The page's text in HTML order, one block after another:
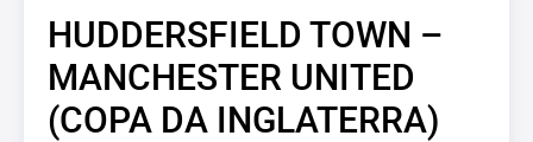
HUDDERSFIELD TOWN –
MANCHESTER UNITED
(COPA DA INGLATERRA)